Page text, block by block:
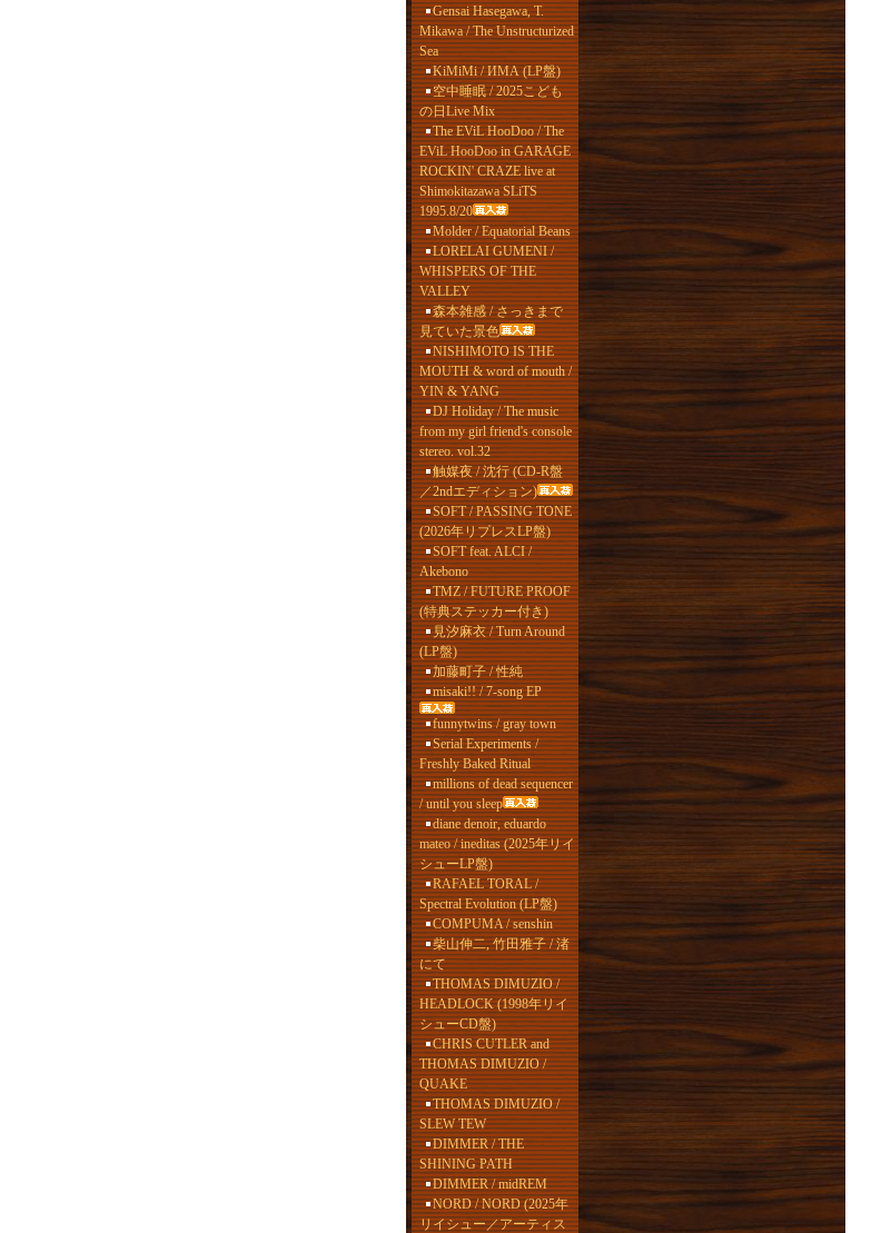
Gensai Hasegawa, T.
Mikawa / The Unstructurized
Sea
KiMiMi / ИМА (LP盤)
空中睡眠 / 2025こども
の日Live Mix
The EViL HooDoo / The
EViL HooDoo in GARAGE
ROCKIN' CRAZE live at
Shimokitazawa SLiTS
1995.8/20
Molder / Equatorial Beans
LORELAI GUMENI /
WHISPERS OF THE
VALLEY
森本雑感 / さっきまで
見ていた景色
NISHIMOTO IS THE
MOUTH & word of mouth /
YIN & YANG
DJ Holiday / The music
from my girl friend's console
stereo. vol.32
触媒夜 / 沈行 (CD-R盤
／2ndエディション)
SOFT / PASSING TONE
(2026年リプレスLP盤)
SOFT feat. ALCI /
Akebono
TMZ / FUTURE PROOF
(特典ステッカー付き)
見汐麻衣 / Turn Around
(LP盤)
加藤町子 / 性純
misaki!! / 7-song EP
funnytwins / gray town
Serial Experiments /
Freshly Baked Ritual
millions of dead sequencer
/ until you sleep
diane denoir, eduardo
mateo / ineditas (2025年リイ
シューLP盤)
RAFAEL TORAL /
Spectral Evolution (LP盤)
COMPUMA / senshin
柴山伸二, 竹田雅子 / 渚
にて
THOMAS DIMUZIO /
HEADLOCK (1998年リイ
シューCD盤)
CHRIS CUTLER and
THOMAS DIMUZIO /
QUAKE
THOMAS DIMUZIO /
SLEW TEW
DIMMER / THE
SHINING PATH
DIMMER / midREM
NORD / NORD (2025年
リイシュー／アーティス